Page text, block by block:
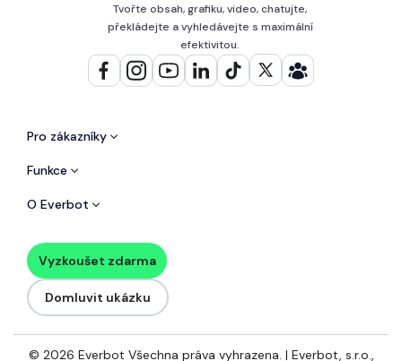
Tvořte obsah, grafiku, video, chatujte,
překládejte a vyhledávejte s maximální
efektivitou.
Pro zákazníky
Funkce
O Everbot
Vyzkoušet zdarma
Domluvit ukázku
© 2026 Everbot Všechna práva vyhrazena. | Everbot, s.r.o.,